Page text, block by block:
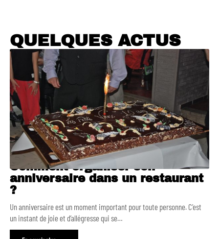
QUELQUES ACTUS
Comment organiser son
anniversaire dans un restaurant
?
Un anniversaire est un moment important pour toute personne. C’est
un instant de joie et d’allégresse qui se…